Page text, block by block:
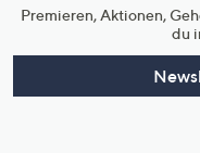
Premieren, Aktionen,
du